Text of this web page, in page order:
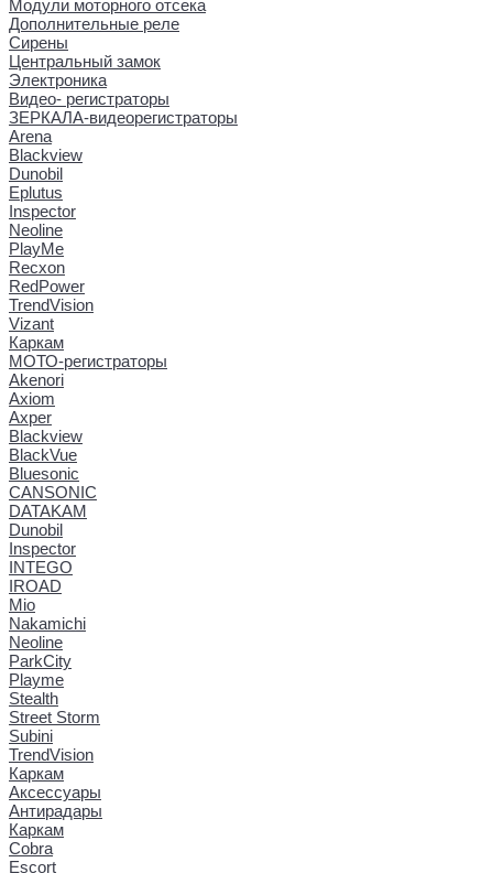
Модули моторного отсека
Дополнительные реле
Сирены
Центральный замок
Электроника
Видео- регистраторы
ЗЕРКАЛА-видеорегистраторы
Arena
Blackview
Dunobil
Eplutus
Inspector
Neoline
PlayMe
Recxon
RedPower
TrendVision
Vizant
Каркам
МОТО-регистраторы
Akenori
Axiom
Axper
Blackview
BlackVue
Bluesonic
CANSONIC
DATAKAM
Dunobil
Inspector
INTEGO
IROAD
Mio
Nakamichi
Neoline
ParkCity
Playme
Stealth
Street Storm
Subini
TrendVision
Каркам
Аксессуары
Антирадары
Каркам
Cobra
Escort